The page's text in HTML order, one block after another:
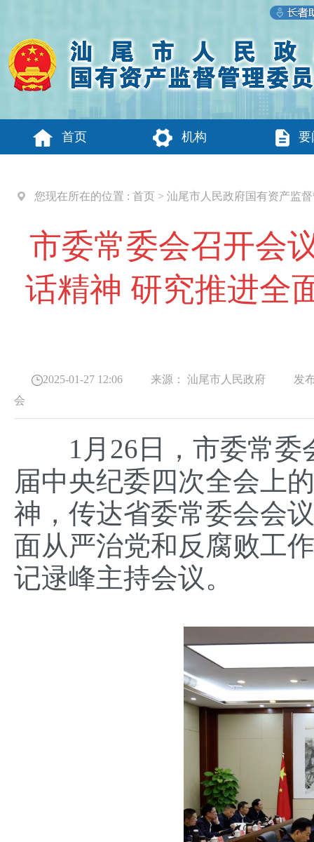
首页 机构 要
您现在所在的位置 : 首页 > 汕尾市人民政府国有资产监
市委常委会召开会
话精神 研究推进全
2025-01-27 12:06 来源： 汕尾市人民政府 发布
会
1月26日，市委常委
届中央纪委四次全会上
神，传达省委常委会会
面从严治党和反腐败工
记逯峰主持会议。